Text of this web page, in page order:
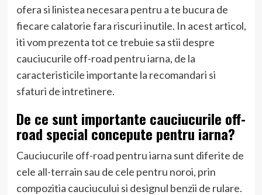
ofera si linistea necesara pentru a te bucura de
fiecare calatorie fara riscuri inutile. In acest articol,
iti vom prezenta tot ce trebuie sa stii despre
cauciucurile off-road pentru iarna, de la
caracteristicile importante la recomandari si
sfaturi de intretinere.
De ce sunt importante cauciucurile off-
road special concepute pentru iarna?
Cauciucurile off-road pentru iarna sunt diferite de
cele all-terrain sau de cele pentru noroi, prin
compozitia cauciucului si designul benzii de rulare.